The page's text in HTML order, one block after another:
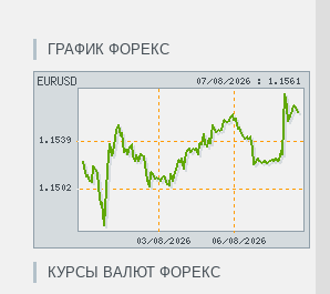
ГРАФИК ФОРЕКС
КУРСЫ ВАЛЮТ ФОРЕКС